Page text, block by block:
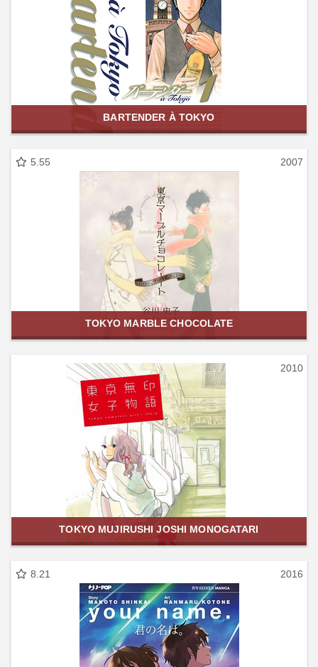
BARTENDER À TOKYO
5.55 2007
TOKYO MARBLE CHOCOLATE
2010
TOKYO MUJIRUSHI JOSHI MONOGATARI
8.21 2016